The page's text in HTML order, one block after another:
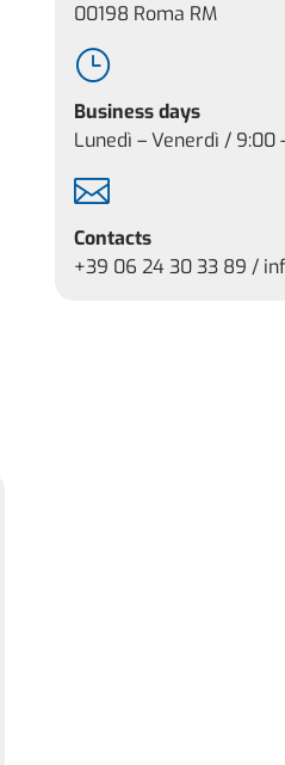
00198 Roma RM
}
Business days
Lunedì – Venerdì / 9:00

Contacts
+39 06 24 30 33 89 /